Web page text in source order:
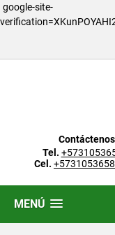
google-site-
Tel.
Cel.
MENÚ